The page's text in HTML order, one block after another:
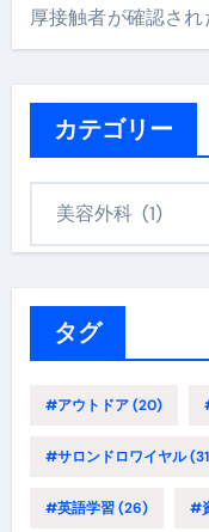
厚接触者が確認され
カテゴリー
タグ
#アウトドア(20)
#サロンドロワイヤル
#英語学習(26) #